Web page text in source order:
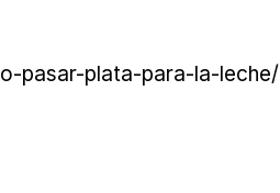
pasar-plata-para-la-leche/